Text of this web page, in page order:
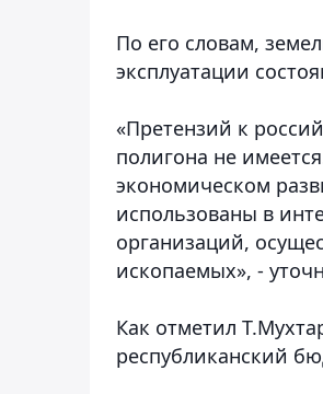
По его словам,
эксплуатации
«Претензий к
полигона не
экономическом
использованы в
организаций,
ископаемых», -
Как отметил
республиканский